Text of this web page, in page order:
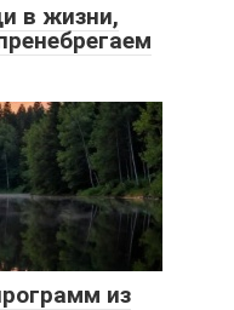
в жизни,
из